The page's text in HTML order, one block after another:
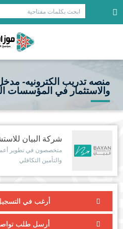
ابحث بكلمات مفتاحية
منصه تدريب الكترونيه-
والاستثمار في المؤسسات
شركة البيان
متخصصون في تطوير
والتأمين التكافلي
أرغب في
أرسل طلب